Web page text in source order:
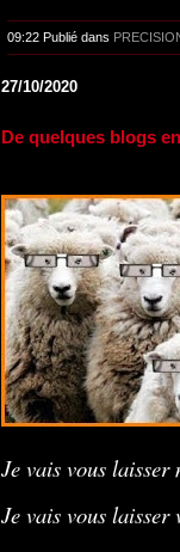
09:22 Publié dans
27/10/2020
De quelques blogs
Je vais vous laisser
Je vais vous laisser